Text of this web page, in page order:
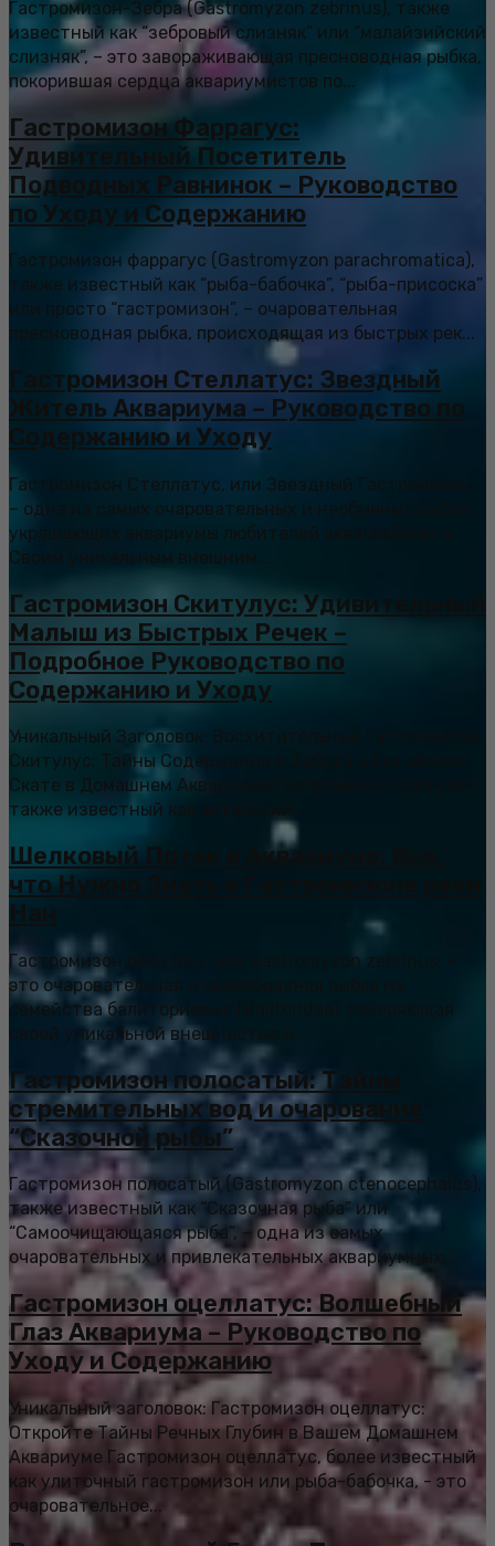
Гастромизон-Зебра (Gastromyzon zebrinus), также
известный как “зебровый слизняк” или “малайзийский
слизняк”, – это завораживающая пресноводная рыбка,
покорившая сердца аквариумистов по...
Гастромизон Фаррагус:
Удивительный Посетитель
Подводных Равнинок – Руководство
по Уходу и Содержанию
Гастромизон фаррагус (Gastromyzon parachromatica),
также известный как “рыба-бабочка”, “рыба-присоска”
или просто “гастромизон”, – очаровательная
пресноводная рыбка, происходящая из быстрых рек...
Гастромизон Стеллатус: Звездный
Житель Аквариума – Руководство по
Содержанию и Уходу
Гастромизон Стеллатус, или Звездный Гастромизон,
– одна из самых очаровательных и необычных рыбок,
украшающих аквариумы любителей акваскейпинга.
Своим уникальным внешним...
Гастромизон Скитулус: Удивительный
Малыш из Быстрых Речек –
Подробное Руководство по
Содержанию и Уходу
Уникальный Заголовок: Восхитительный Гастромизон
Скитулус: Тайны Содержания и Забота о Китайском
Скате в Домашнем Аквариуме Гастромизон Скитулус,
также известный как китайский...
Шелковый Поток в Аквариуме: Все,
что Нужно Знать о Гастромизоне реки
Нан
Гастромизон реки Нан, или Gastromyzon zebrinus, –
это очаровательная и своеобразная рыбка из
семейства балиториевых (Balitoridae), покоряющая
своей уникальной внешностью и...
Гастромизон полосатый: Тайны
стремительных вод и очарование
“Сказочной рыбы”
Гастромизон полосатый (Gastromyzon ctenocephalus),
также известный как “Сказочная рыба” или
“Самоочищающаяся рыба”, – одна из самых
очаровательных и привлекательных аквариумных...
Гастромизон оцеллатус: Волшебный
Глаз Аквариума – Руководство по
Уходу и Содержанию
Уникальный заголовок: Гастромизон оцеллатус:
Откройте Тайны Речных Глубин в Вашем Домашнем
Аквариуме Гастромизон оцеллатус, более известный
как улиточный гастромизон или рыба-бабочка, - это
очаровательное...